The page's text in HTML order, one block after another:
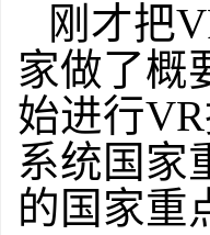
刚才把
家做了概
始进行
系统国家
的国家重